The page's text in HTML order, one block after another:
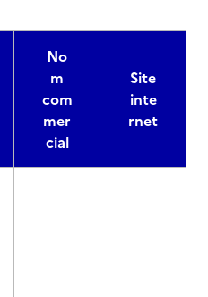
No
m
com
mer
cial
Site
inte
rnet